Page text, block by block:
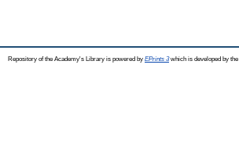
Repository of the Academy's Library is powered by EPrints 3which is developed by the